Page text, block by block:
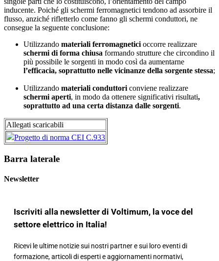
inducente. Poiché gli schermi ferromagnetici tendono ad assorbire il
flusso, anziché rifletterlo come fanno gli schermi conduttori, ne
consegue la seguente conclusione:
Utilizzando materiali ferromagnetici occorre realizzare
schermi di forma chiusa formando strutture che circondino il
più possibile le sorgenti in modo così da aumentarne
l’efficacia, soprattutto nelle vicinanze della sorgente stessa;
Utilizzando materiali conduttori conviene realizzare
schermi aperti, in modo da ottenere significativi risultati,
soprattutto ad una certa distanza dalle sorgenti.
Allegati scaricabili
Progetto di norma CEI C.933
Barra laterale
Newsletter
Iscriviti alla newsletter di Voltimum, la voce del
settore elettrico in Italia!
Ricevi le ultime notizie sui nostri partner e sui loro eventi di
formazione, articoli di esperti e aggiornamenti normativi,